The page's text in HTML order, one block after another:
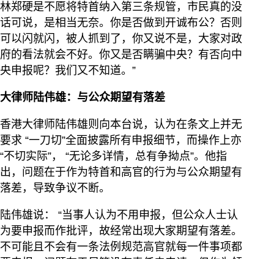
林郑硬是不愿将特首纳入第三条规管，市民真的没
话可说，是相当无奈。你是否做到开诚布公？否则
可以闪就闪，被人抓到了，你又说不是，大家对政
府的看法就会不好。你又是否瞒骗中央？有否向中
央申报呢？我们又不知道。”
大律师陆伟雄：与公众期望有落差
香港大律师陆伟雄则向本台说，认为在条文上并无
要求 “一刀切”全面披露所有申报细节，而操作上亦
“不切实际”， “无论多详情，总有争拗点”。他指
出，问题在于作为特首和高官的行为与公众期望有
落差，导致争议不断。
陆伟雄说： “当事人认为不用申报，但公众人士认
为要申报而作批评，故经常出现大家期望有落差。
不可能且不会有一条法例规范高官就每一件事项都